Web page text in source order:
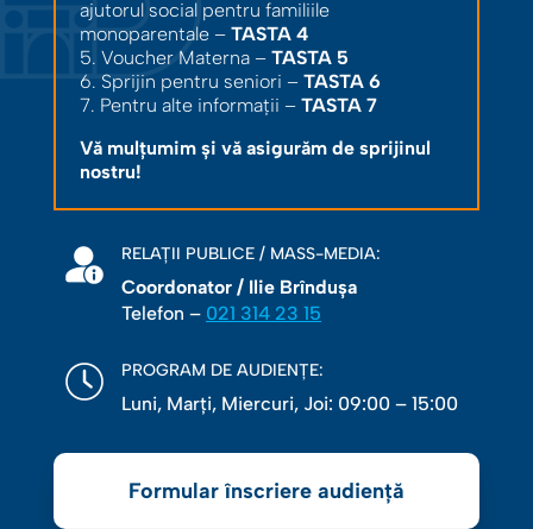
ajutorul social pentru familiile
monoparentale – TASTA 4
5. Voucher Materna – TASTA 5
6. Sprijin pentru seniori – TASTA 6
7. Pentru alte informații – TASTA 7
Vă mulțumim și vă asigurăm de sprijinul
nostru!
RELAȚII PUBLICE / MASS-MEDIA:
Coordonator / Ilie Brîndușa
Telefon – 021 314 23 15
PROGRAM DE AUDIENȚE:
Luni, Marţi, Miercuri, Joi: 09:00 – 15:00
Formular înscriere audiență